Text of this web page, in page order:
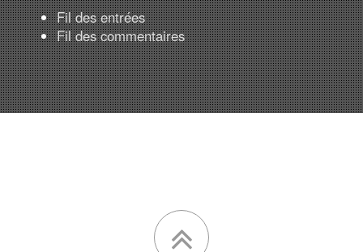
Fil des entrées
Fil des commentaires